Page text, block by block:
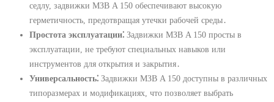
седлу, задвижки МЗВ A 150 обеспечивают высокую
герметичность, предотвращая утечки рабочей среды․
Простота эксплуатации⁚ Задвижки МЗВ A 150 просты в
эксплуатации, не требуют специальных навыков или
инструментов для открытия и закрытия․
Универсальность⁚ Задвижки МЗВ A 150 доступны в различных
типоразмерах и модификациях, что позволяет выбрать